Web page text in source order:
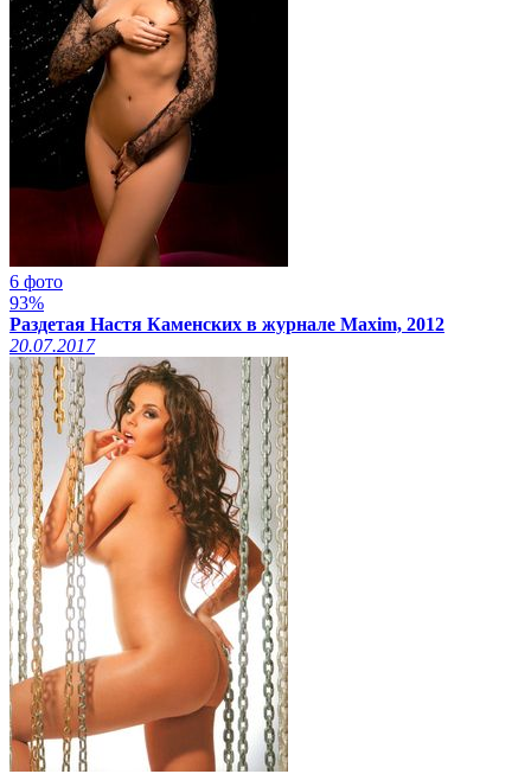
6 фото
93%
Раздетая Настя Каменских в журнале Maxim, 2012
20.07.2017